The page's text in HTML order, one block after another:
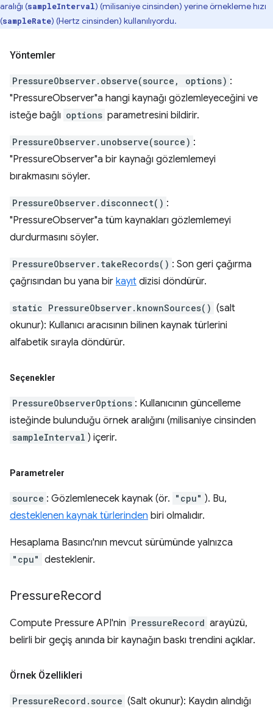
aralığı (sampleInterval) (milisaniye cinsinden) yerine örnekleme hızı
(sampleRate) (Hertz cinsinden) kullanılıyordu.
Yöntemler
PressureObserver.observe(source, options) :
"PressureObserver"a hangi kaynağı gözlemleyeceğini ve
isteğe bağlı options parametresini bildirir.
PressureObserver.unobserve(source) :
"PressureObserver"a bir kaynağı gözlemlemeyi
bırakmasını söyler.
PressureObserver.disconnect() :
"PressureObserver"a tüm kaynakları gözlemlemeyi
durdurmasını söyler.
PressureObserver.takeRecords() : Son geri çağırma
çağrısından bu yana bir kayıt dizisi döndürür.
static PressureObserver.knownSources() (salt
okunur): Kullanıcı aracısının bilinen kaynak türlerini
alfabetik sırayla döndürür.
Seçenekler
PressureObserverOptions : Kullanıcının güncelleme
isteğinde bulunduğu örnek aralığını (milisaniye cinsinden
sampleInterval ) içerir.
Parametreler
source : Gözlemlenecek kaynak (ör. "cpu" ). Bu,
desteklenen kaynak türlerinden biri olmalıdır.
Hesaplama Basıncı'nın mevcut sürümünde yalnızca
"cpu" desteklenir.
PressureRecord
Compute Pressure API'nin PressureRecord arayüzü,
belirli bir geçiş anında bir kaynağın baskı trendini açıklar.
Örnek Özellikleri
PressureRecord.source (Salt okunur): Kaydın alındığı